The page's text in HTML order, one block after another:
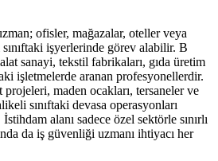
ofisler, mağazalar, oteller veya
işyerlerinde görev alabilir. B
sanayi, tekstil fabrikaları, gıda üretim
işletmelerde aranan profesyonellerdir.
projeleri, maden ocakları, tersaneler ve
sınıftaki devasa operasyonları
alanı sadece özel sektörle sınırlı
da iş güvenliği uzmanı ihtiyacı her